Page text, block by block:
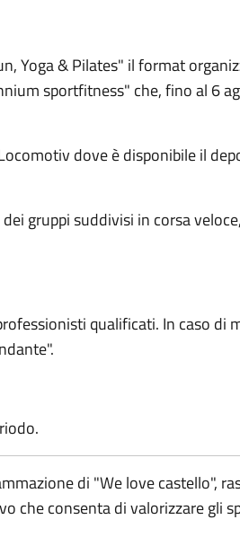
Yoga & Pilates" il format
sportfitness" che, fino al 6
dove è disponibile il
gruppi suddivisi in corsa
qualificati. In caso di
di "We love castello",
che consenta di valorizzare gli